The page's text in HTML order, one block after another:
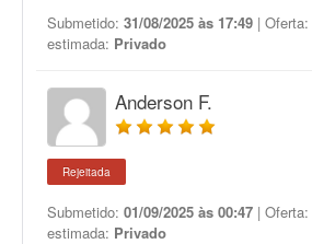
Submetido: 31/08/2025 às 17:49 | Oferta:
estimada: Privado
Anderson F.
Rejeitada
Submetido: 01/09/2025 às 00:47 | Oferta:
estimada: Privado